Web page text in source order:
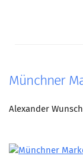
Münchner
Alexander